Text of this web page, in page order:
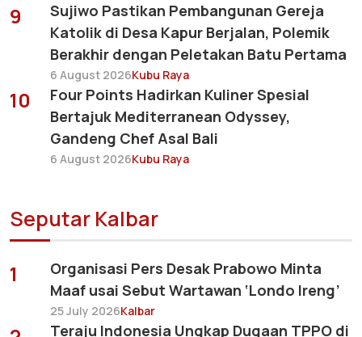
9
Sujiwo Pastikan Pembangunan Gereja
Katolik di Desa Kapur Berjalan, Polemik
Berakhir dengan Peletakan Batu Pertama
6 August 2026Kubu Raya
10
Four Points Hadirkan Kuliner Spesial
Bertajuk Mediterranean Odyssey,
Gandeng Chef Asal Bali
6 August 2026Kubu Raya
Seputar Kalbar
1
Organisasi Pers Desak Prabowo Minta
Maaf usai Sebut Wartawan ‘Londo Ireng’
25 July 2026Kalbar
Teraju Indonesia Ungkap Dugaan TPPO di